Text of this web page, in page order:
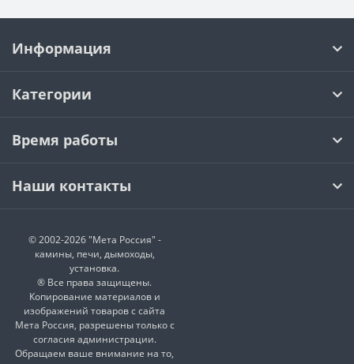
Информация
Категории
Время работы
Наши контакты
© 2002-2026 "Мета Россия" -
камины, печи, дымоходы,
установка.
® Все права защищены.
Копирование материалов и
изображений товаров с сайта
Мета Россия, разрешены только с
согласия администрации.
Обращаем ваше внимание на то,